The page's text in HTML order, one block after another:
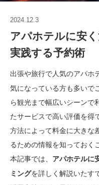
2024.12.3
アパホテルに安
実践する予約術
出張や旅行で人気のアパホ
気になっている方も多いで
ら観光まで幅広いシーンで
たサービスで高い評価を得
方法によって料金に大きな
るための情報を知っておく
本記事では、 アパホテルに
ミングを詳しく解説いたす